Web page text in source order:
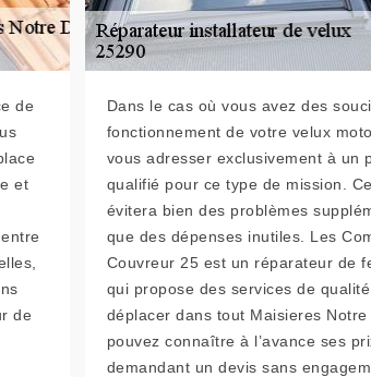
de
et
de
Dans le cas où vous avez des
fonctionnement de votre velux
vous adresser exclusivement à un
qualifié pour ce type de mission.
évitera bien des problèmes
que des dépenses inutiles. Les
Couvreur 25 est un réparateur de
qui propose des services de
déplacer dans tout Maisieres
pouvez connaître à l’avance ses
demandant un devis sans